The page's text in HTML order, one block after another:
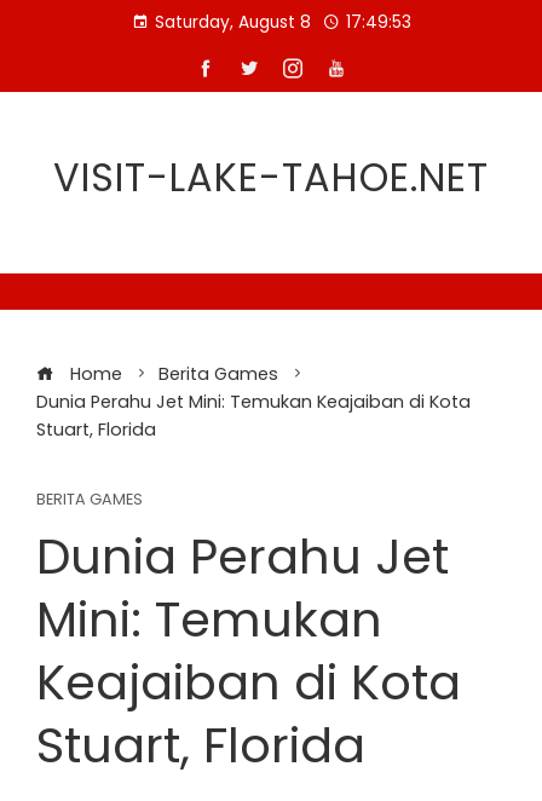
Saturday, August 8 17:49:53
VISIT-LAKE-TAHOE.NET
Home
Berita Games
Dunia Perahu Jet Mini: Temukan Keajaiban di Kota
Stuart, Florida
BERITA GAMES
Dunia Perahu Jet
Mini: Temukan
Keajaiban di Kota
Stuart, Florida